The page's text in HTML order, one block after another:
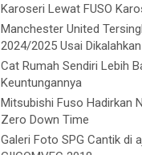
Karoseri Lewat FUSO
Manchester United
2024/2025 Usai
Cat Rumah Sendiri Lebih
Keuntungannya
Mitsubishi Fuso Hadirkan
Zero Down Time
Galeri Foto SPG Cantik di